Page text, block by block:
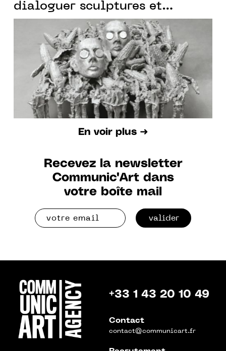
dialoguer sculptures et
éléments, explorant la
matérialité, donnant forme à
l’informe.
En voir plus ➜
Recevez la newsletter
Communic'Art dans
votre boîte mail
valider
+33 1 43 20 10 49
Contact
contact@communicart.fr